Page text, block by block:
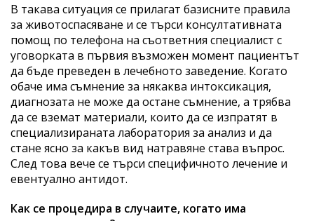
В такава ситуация се прилагат базисните правила
за животоспасяване и се търси консултативната
помощ по телефона на съответния специалист с
уговорката в първия възможен момент пациентът
да бъде преведен в лечебното заведение. Когато
обаче има съмнение за някаква интоксикация,
диагнозата не може да остане съмнение, а трябва
да се вземат материали, които да се изпратят в
специализираната лаборатория за анализ и да
стане ясно за какъв вид натравяне става въпрос.
След това вече се търси специфичното лечение и
евентуално антидот.
Как се процедира в случаите, когато има